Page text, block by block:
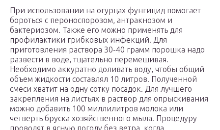
При использовании на огурцах фунгицид помогает
бороться с пероноспорозом, антракнозом и
бактериозом. Также его можно применять для
профилактики грибковых инфекций. Для
приготовления раствора 30-40 грамм порошка надо
развести в воде, тщательно перемешивая.
Необходимо аккуратно доливать воду, чтобы общий
объем жидкости составлял 10 литров. Полученной
смеси хватит на одну сотку посадок. Для лучшего
закрепления на листьях в раствор для опрыскивания
можно добавить 100 миллилитров молока или
четверть бруска хозяйственного мыла. Процедуру
проводят в ясную погоду без ветра, когда